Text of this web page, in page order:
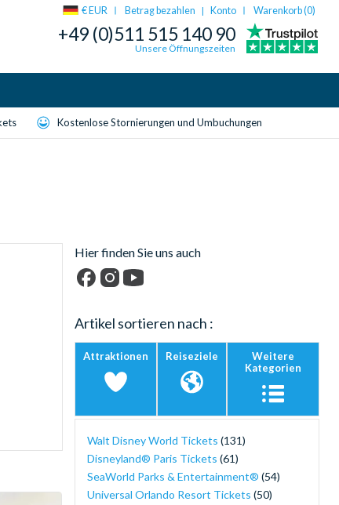
€ EUR Betrag bezahlen | Konto Warenkorb (0)
+49 (0)511 515 140 90
Unsere Öffnungszeiten
Kostenlose Stornierungen und Umbuchungen
Hier finden Sie uns auch
Artikel sortieren nach :
Attraktionen Reiseziele
Weitere
Kategorien
Walt Disney World Tickets (131)
Disneyland® Paris Tickets (61)
SeaWorld Parks & Entertainment® (54)
Universal Orlando Resort Tickets (50)